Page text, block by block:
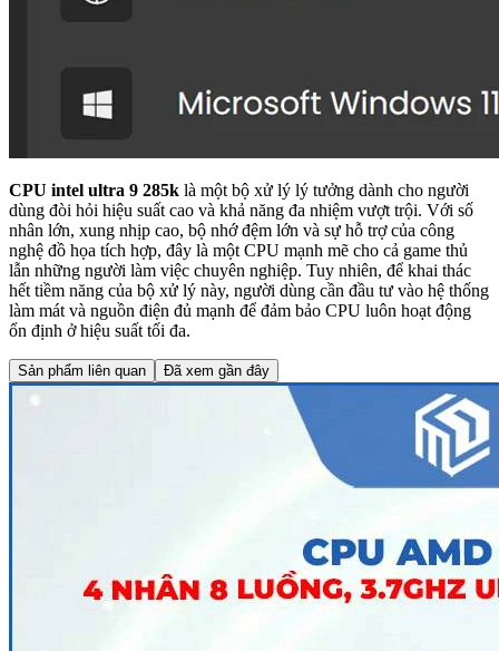
CPU intel ultra 9 285k là một bộ xử lý lý tưởng dành cho người
dùng đòi hỏi hiệu suất cao và khả năng đa nhiệm vượt trội. Với số
nhân lớn, xung nhịp cao, bộ nhớ đệm lớn và sự hỗ trợ của công
nghệ đồ họa tích hợp, đây là một CPU mạnh mẽ cho cả game thủ
lẫn những người làm việc chuyên nghiệp. Tuy nhiên, để khai thác
hết tiềm năng của bộ xử lý này, người dùng cần đầu tư vào hệ thống
làm mát và nguồn điện đủ mạnh để đảm bảo CPU luôn hoạt động
ổn định ở hiệu suất tối đa.
Sản phẩm liên quan Đã xem gần đây